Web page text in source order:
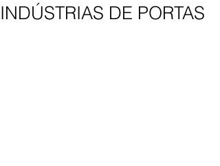
INDÚSTRIAS DE PORTAS